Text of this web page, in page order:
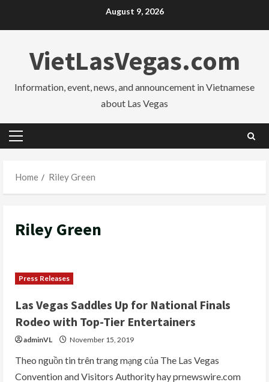
August 9, 2026
VietLasVegas.com
Information, event, news, and announcement in Vietnamese
about Las Vegas
Primary
Home
Riley Green
Riley Green
Press Releases
Las Vegas Saddles Up for National Finals
Rodeo with Top-Tier Entertainers
adminVL November 15, 2019
Theo nguồn tin trên trang mạng của The Las Vegas
Convention and Visitors Authority hay prnewswire.com